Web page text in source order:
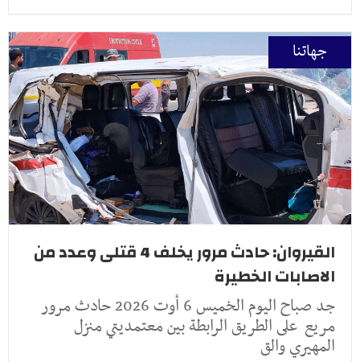
جهاتنا
القيروان: حادث مرور يخلف 4 قتلى وعدد من
الاصابات الخطيرة
جد صباح اليوم الخميس 6 أوت 2026 حادث مرور
مريع على الطريق الرابطة بين معتمديتي منزل
المهيري والق